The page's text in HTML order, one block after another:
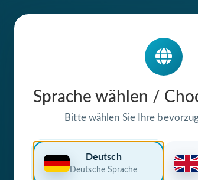
Sprache wählen /
Bitte wählen Sie Ihre
Deutsch
Deutsche Sprache
Die Domain
steht zum Verkauf
Premium Domain